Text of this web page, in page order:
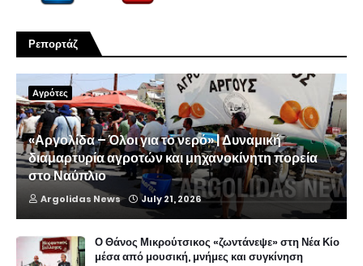
Ρεπορτάζ
Αγρότες
«Αργολίδα – Όλοι για το νερό» | Δυναμική
διαμαρτυρία αγροτών και μηχανοκίνητη πορεία
στο Ναύπλιο
Argolidas News July 21, 2026
Ο Θάνος Μικρούτσικος «ζωντάνεψε» στη Νέα Κίο
μέσα από μουσική, μνήμες και συγκίνηση